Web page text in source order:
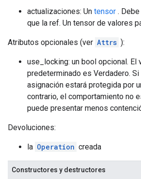
actualizaciones: Un tensor .
que la ref. Un tensor de valores
Atributos opcionales (ver Attrs ):
use_locking: un bool opcional. El
predeterminado es Verdadero.
asignación estará protegida por
contrario, el comportamiento no
puede presentar menos
Devoluciones:
la Operation creada
Constructores y destructores